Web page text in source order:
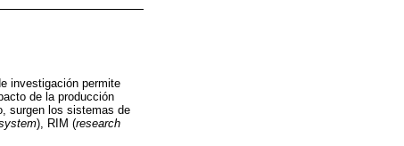
investigación permite
de la producción
surgen los sistemas de
), RIM (research